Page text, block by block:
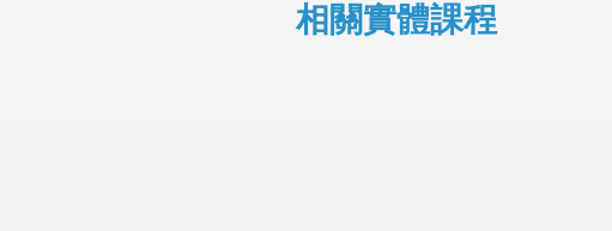
相關實體課程